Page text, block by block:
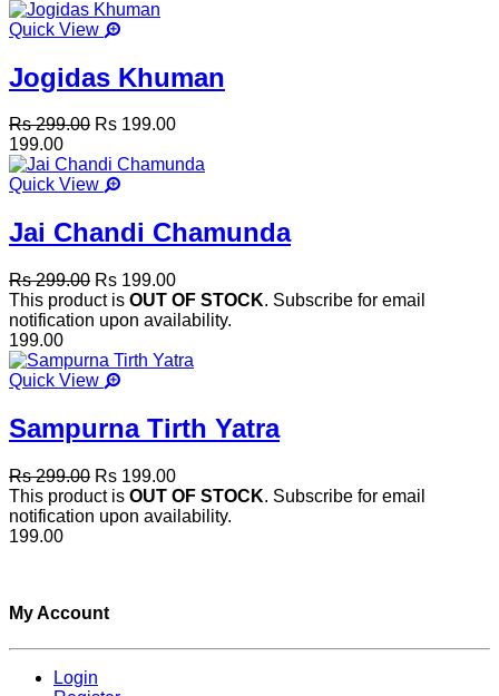
Quick View
Jogidas Khuman
Rs 299.00 Rs 199.00
199.00
Quick View
Jai Chandi Chamunda
Rs 299.00 Rs 199.00
This product is OUT OF STOCK. Subscribe for email
notification upon availability.
199.00
Quick View
Sampurna Tirth Yatra
Rs 299.00 Rs 199.00
This product is OUT OF STOCK. Subscribe for email
notification upon availability.
199.00
My Account
Login